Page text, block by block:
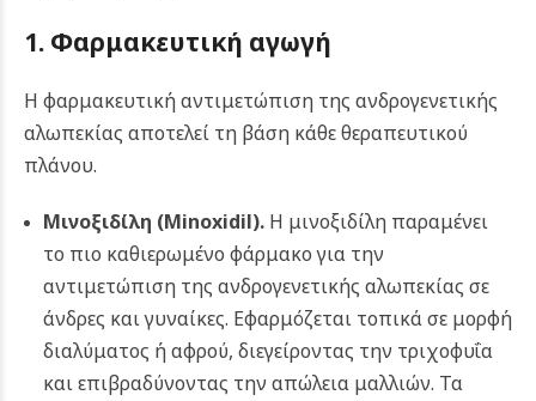
1. Φαρμακευτική αγωγή
Η φαρμακευτική αντιμετώπιση της ανδρογενετικής
αλωπεκίας αποτελεί τη βάση κάθε θεραπευτικού
πλάνου.
Μινοξιδίλη (Minoxidil).Η μινοξιδίλη παραμένει
το πιο καθιερωμένο φάρμακο για την
αντιμετώπιση της ανδρογενετικής αλωπεκίας σε
άνδρες και γυναίκες. Εφαρμόζεται τοπικά σε μορφή
διαλύματος ή αφρού, διεγείροντας την τριχοφυΐα
και επιβραδύνοντας την απώλεια μαλλιών. Τα